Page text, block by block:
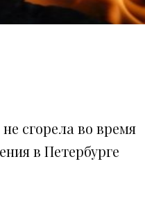
сгорела во время
в Петербурге